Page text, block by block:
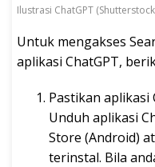
Ilustrasi ChatGPT
Untuk mengakses
aplikasi ChatGPT,
Pastikan aplikasi
Unduh aplikasi
Store (Android)
terinstal. Bila